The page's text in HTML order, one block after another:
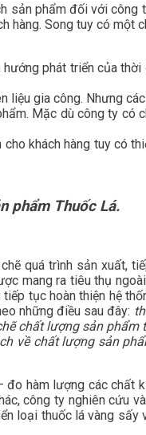
phẩm đối với
Song tuy có một
phát triển của
liệu gia công. Nhưng
Mặc dù công ty có
khách hàng tuy có
phẩm Thuốc Lá.
quá trình sản xuất,
mang ra tiêu thụ
tục hoàn thiện hệ
những điều sau đây:
chất lượng sản
về chất lượng sản
hàm lượng các chất
công ty nghiên cứu
loại thuốc lá vàng sấy